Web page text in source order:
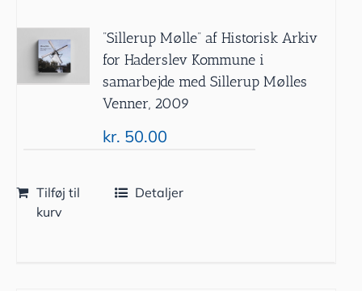
”Sillerup Mølle” af Historisk Arkiv
for Haderslev Kommune i
samarbejde med Sillerup Mølles
Venner, 2009
kr. 50.00
Tilføj til
kurv
Detaljer